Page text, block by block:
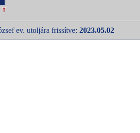
ev. utoljára frissítve: 2023.05.02